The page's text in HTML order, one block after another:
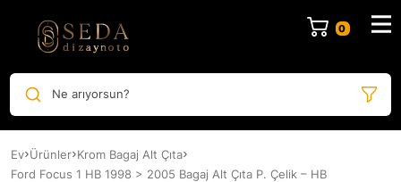
Ne arıyorsun?
Ev Ürünler Krom Bagaj Alt Çıta
Ford Focus 1 HB 1998 > 2005 Bagaj Alt Çıta P. Çelik – HB